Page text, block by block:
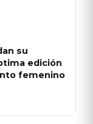
su
edición
femenino